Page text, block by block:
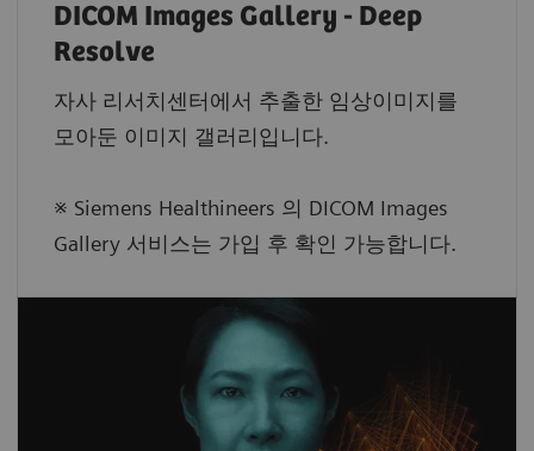
DICOM Images Gallery - Deep
Resolve
자사 리서치센터에서 추출한 임상이미지를
모아둔 이미지 갤러리입니다.
※ Siemens Healthineers 의 DICOM Images
Gallery 서비스는 가입 후 확인 가능합니다.